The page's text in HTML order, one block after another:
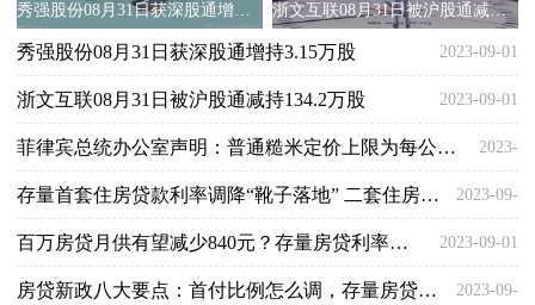
秀强股份08月31日获深股通增持3.15万股 浙文互联08月31日被沪股通减持134.2万股
秀强股份08月31日获深股通增持3.15万股 2023-09-01
浙文互联08月31日被沪股通减持134.2万股 2023-09-01
菲律宾总统办公室声明：普通糙米定价上限为每公斤41比索精糙大米为每公斤45比索价格上限将保持完全有效除非被总统取消 2023-
09-01
存量首套住房贷款利率调降“靴子落地” 二套住房首付比例统一为不低于30% 2023-09-
01
百万房贷月供有望减少840元？存量房贷利率调整来了 2023-09-01
房贷新政八大要点：首付比例怎么调，存量房贷利率能降多少，怎么申请 2023-09-